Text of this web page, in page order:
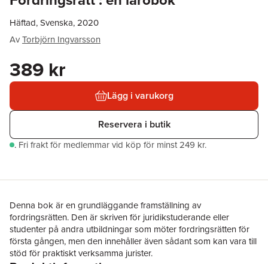
Häftad, Svenska, 2020
AvTorbjörn Ingvarsson
389 kr
Lägg i varukorg
Reservera i butik
. Fri frakt för medlemmar vid köp för minst 249 kr.
Denna bok är en grundläggande framställning av
fordringsrätten. Den är skriven för juridikstuderande eller
studenter på andra utbildningar som möter fordringsrätten för
första gången, men den innehåller även sådant som kan vara till
stöd för praktiskt verksamma jurister.